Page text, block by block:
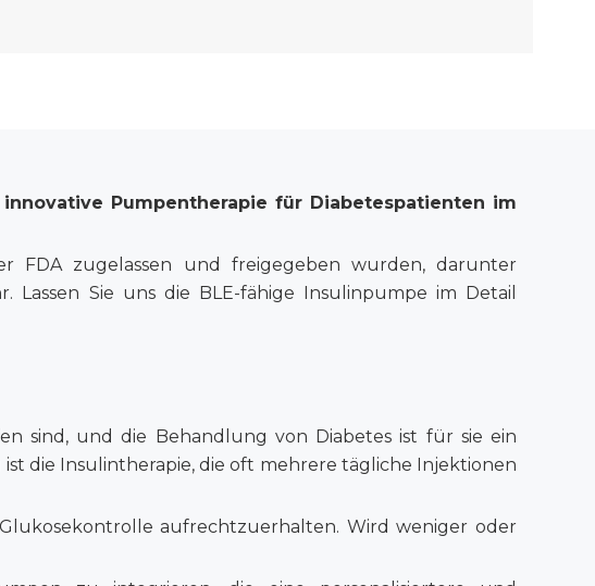
innovative Pumpentherapie für Diabetespatienten im
FDA zugelassen und freigegeben wurden, darunter
Lassen Sie uns die BLE-fähige Insulinpumpe im Detail
sind, und die Behandlung von Diabetes ist für sie ein
die Insulintherapie, die oft mehrere tägliche Injektionen
aufrechtzuerhalten. Wird weniger oder